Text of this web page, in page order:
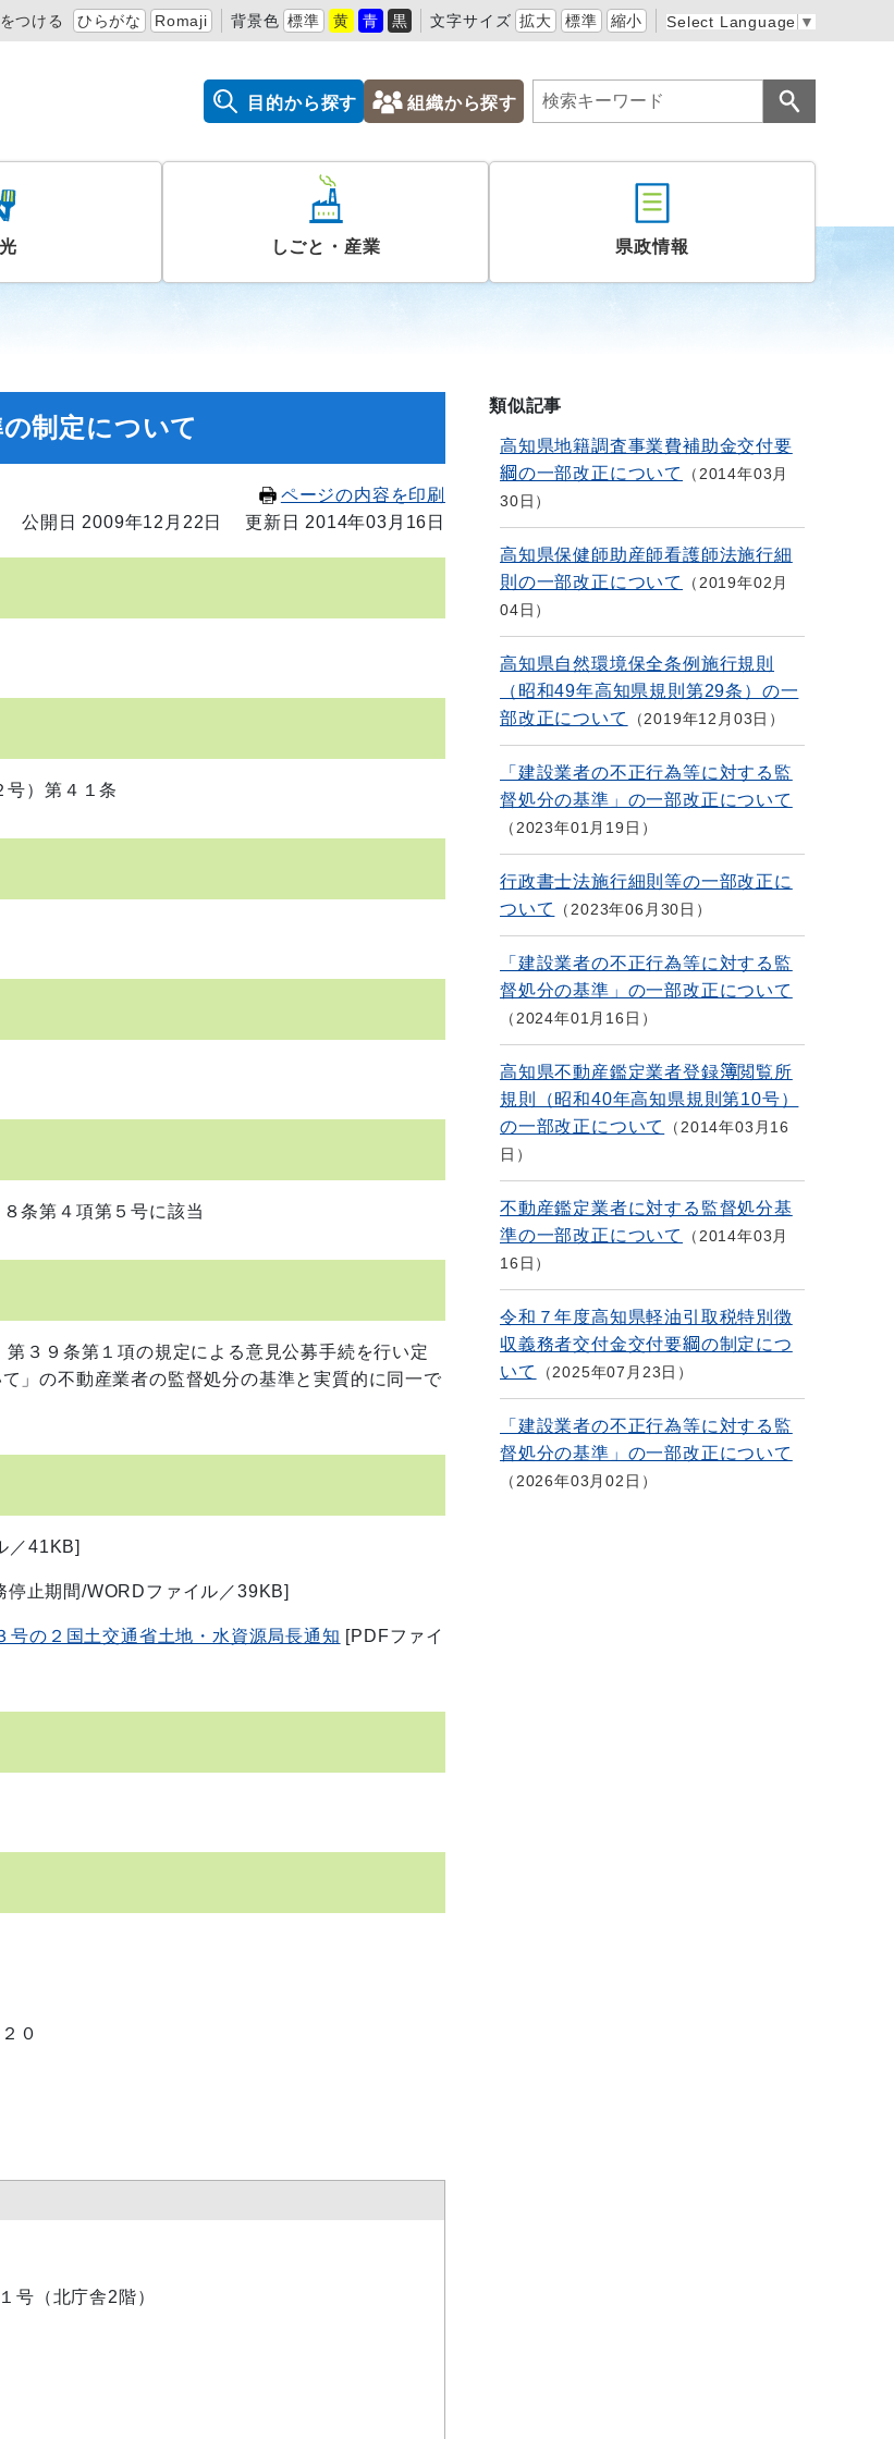
つける ひらがな Romaji 背景色 標準 黄 青 黒 文字サイズ 拡大 標準 縮小 Select Language ▼
目的から探す 組織から探す
しごと・産業 県政情報
制定について
ページの内容を印刷
公開日 2009年12月22日
更新日 2014年03月16日
）第４１条
条第４項第５号に該当
３９条第１項の規定による意見公募手続を行い定
」の不動産業者の監督処分の基準と実質的に同一で
／41KB]
止期間/WORDファイル／39KB]
号の２国土交通省土地・水資源局長通知 [PDFファイ
０
号（北庁舎2階）
類似記事
高知県地籍調査事業費補助金交付要
綱の一部改正について
2014年03月
30日
高知県保健師助産師看護師法施行細
則の一部改正について
2019年02月
04日
高知県自然環境保全条例施行規則
（昭和49年高知県規則第29条）の一
部改正について
2019年12月03日
「建設業者の不正行為等に対する監
督処分の基準」の一部改正について
2023年01月19日
行政書士法施行細則等の一部改正に
ついて
2023年06月30日
「建設業者の不正行為等に対する監
督処分の基準」の一部改正について
2024年01月16日
高知県不動産鑑定業者登録簿閲覧所
規則（昭和40年高知県規則第10号）
の一部改正について
2014年03月16
日
不動産鑑定業者に対する監督処分基
準の一部改正について
2014年03月
16日
令和７年度高知県軽油引取税特別徴
収義務者交付金交付要綱の制定につ
いて
2025年07月23日
「建設業者の不正行為等に対する監
督処分の基準」の一部改正について
2026年03月02日